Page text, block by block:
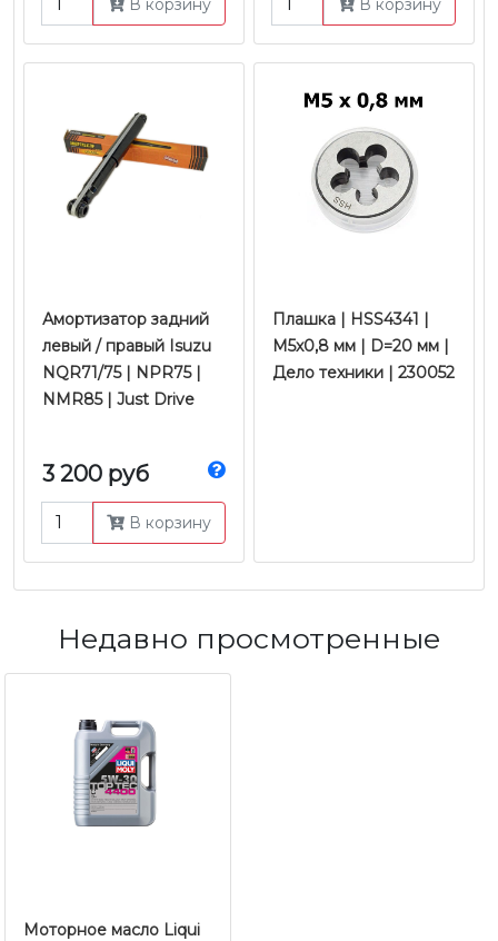
Амортизатор задний
левый / правый Isuzu
NQR71/75 | NPR75 |
NMR85 | Just Drive
3 200 руб
В корзину
Плашка | HSS4341 |
M5x0,8 мм | D=20 мм |
Дело техники | 230052
Недавно просмотренные
Моторное масло Liqui